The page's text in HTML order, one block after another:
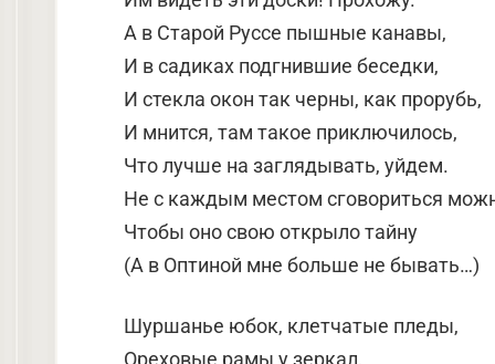
А в Старой Руссе пышные канавы,
И в садиках подгнившие беседки,
И стекла окон так черны, как прорубь,
И мнится, там такое приключилось,
Что лучше на заглядывать, уйдем.
Не с каждым местом сговориться
Чтобы оно свою открыло тайну
(А в Оптиной мне больше не бывать…)
Шуршанье юбок, клетчатые пледы,
Ореховые рамы у зеркал,